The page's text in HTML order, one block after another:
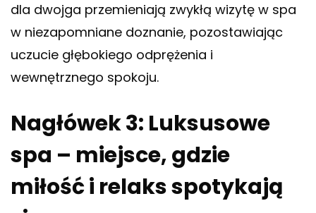
dla dwojga przemieniają zwykłą wizytę w spa
w niezapomniane doznanie, pozostawiając
uczucie głębokiego odprężenia i
wewnętrznego spokoju.
Nagłówek 3: Luksusowe
spa – miejsce, gdzie
miłość i relaks spotykają